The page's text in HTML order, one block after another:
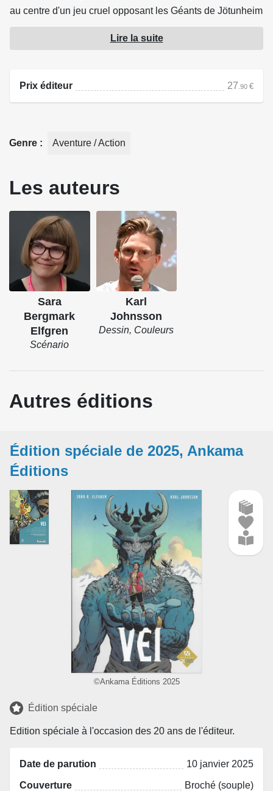
au centre d'un jeu cruel opposant les Géants de Jötunheim
et les dieux d'Asgard. Pour sauver sa vie et celle de son
peuple, elle va devoir affronter les plus puissants guerriers
Source : Ankama Éditions
Lire la suite
Prix éditeur 27 .90 €
Genre Aventure / Action
Les auteurs
Sara
Bergmark
Elfgren
Scénario
Karl
Johnsson
Dessin, Couleurs
Autres éditions
Édition spéciale de 2025, Ankama
Éditions
©Ankama Éditions 2025
Édition spéciale
Edition spéciale à l'occasion des 20 ans de l'éditeur.
Date de parution 10 janvier 2025
Couverture Broché (souple)